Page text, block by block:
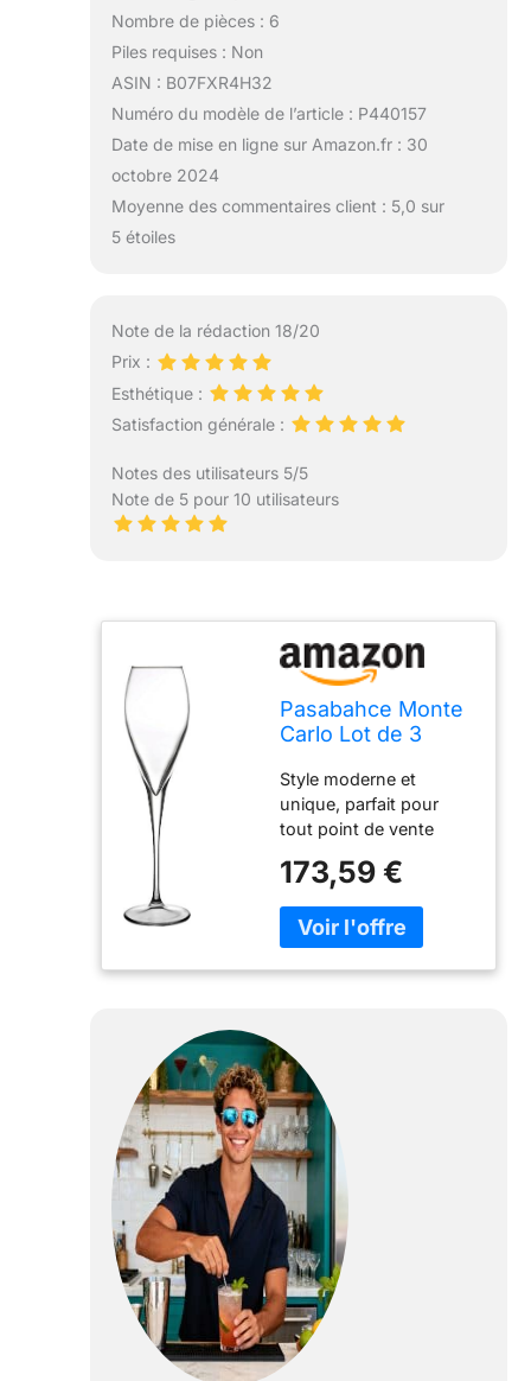
Nombre de pièces : 6
Piles requises : Non
ASIN : B07FXR4H32
Numéro du modèle de l’article : P440157
Date de mise en ligne sur Amazon.fr : 30
octobre 2024
Moyenne des commentaires client : 5,0 sur
5 étoiles
Note de la rédaction 18/20
Prix :
Esthétique :
Satisfaction générale :
Notes des utilisateurs 5/5
Note de 5 pour 10 utilisateurs
Pasabahce Monte
Carlo Lot de 3
champagne 22,5 cl
Style moderne et
unique, parfait pour
tout point de vente
173,59 €